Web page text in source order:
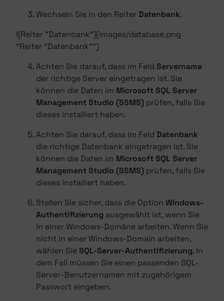
Wechseln Sie in den Reiter Datenbank.
![Reiter "Datenbank"](images/database.png
"Reiter "Datenbank"")
Achten Sie darauf, dass im Feld Servername
der richtige Server eingetragen ist. Sie
können die Daten im Microsoft SQL Server
Management Studio (SSMS) prüfen, falls Sie
dieses installiert haben.
Achten Sie darauf, dass im Feld Datenbank
die richtige Datenbank eingetragen ist. Sie
können die Daten im Microsoft SQL Server
Management Studio (SSMS) prüfen, falls Sie
dieses installiert haben.
Stellen Sie sicher, dass die Option Windows-
Authentifizierung ausgewählt ist, wenn Sie
in einer Windows-Domäne arbeiten. Wenn Sie
nicht in einer Windows-Domain arbeiten,
wählen SieSQL-Server-Authentifizierung. In
dem Fall müssen Sie einen passenden SQL-
Server-Benutzernamen mit zugehörigem
Passwort eingeben.